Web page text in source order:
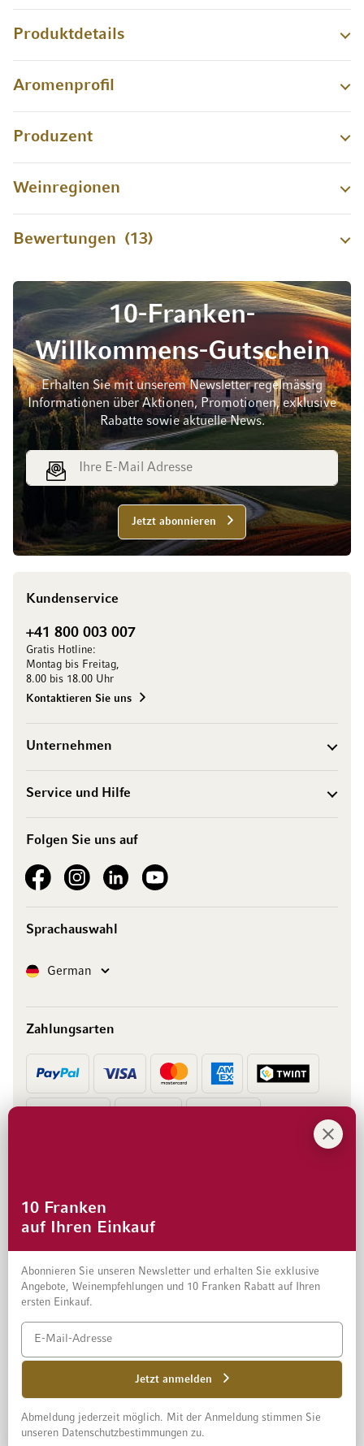
Produktdetails
Aromenprofil
Produzent
Weinregionen
Bewertungen 13
10-Franken-
Willkommens-Gutschein
Erhalten Sie mit unserem Newsletter regelmässig
Informationen über Aktionen, Promotionen, exklusive
Rabatte sowie aktuelle News.
E-Mail Adresse
Jetzt abonnieren
Kundenservice
+41 800 003 007
Gratis Hotline:
Montag bis Freitag,
8.00 bis 18.00 Uhr
Kontaktieren Sie uns
Unternehmen
Service und Hilfe
Folgen Sie uns auf
See our FacebookSee our Instagram account
See our LinkedInSee our YouTube channel
Sprachauswahl
SpracheGerman
Zahlungsarten
© 2026 Mövenpick Wein Schweiz AG
Datenschutz und Disclaimer
10 Franken
auf Ihren Einkauf
Abonnieren Sie unseren Newsletter und erhalten Sie exklusive
Angebote, Weinempfehlungen und 10 Franken Rabatt auf Ihren
ersten Einkauf.
Jetzt anmelden
Abmeldung jederzeit möglich. Mit der Anmeldung stimmen Sie
unseren Datenschutzbestimmungen zu.